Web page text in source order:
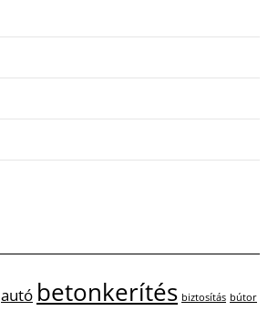
autó betonkerítés biztosítás bútor